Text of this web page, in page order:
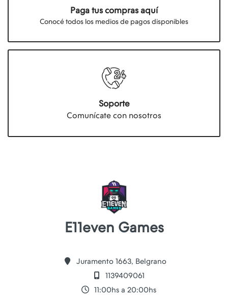
Paga tus compras aquí
Conocé todos los medios de pagos disponibles
Soporte
Comunícate con nosotros
E11even Games
Juramento 1663, Belgrano
1139409061
11:00hs a 20:00hs